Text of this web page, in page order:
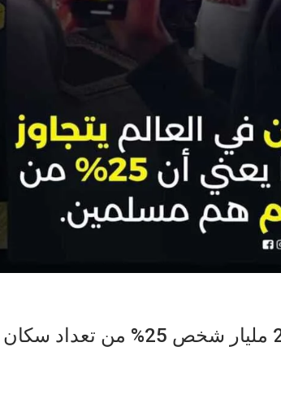
رسميا عدد المسلمين في العالم يتجاوز ال 2 مليار شخص 25% من تعداد سكان